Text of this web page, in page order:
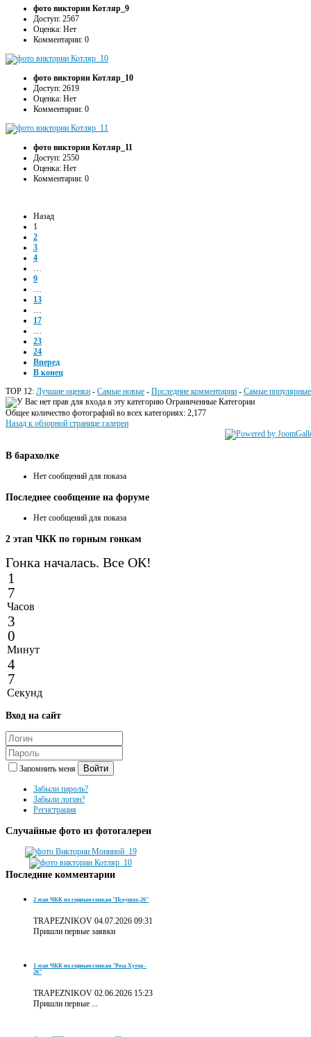
фото виктории Котляр_9
Доступ: 2567
Оценка: Нет
Комментарии: 0
фото виктории Котляр_10
Доступ: 2619
Оценка: Нет
Комментарии: 0
фото виктории Котляр_11
Доступ: 2550
Оценка: Нет
Комментарии: 0
Назад
1
2
3
4
…
9
…
13
…
17
…
23
24
Вперед
В конец
TOP 12: Лучшие оценки - Самые новые - Последние комментарии - Самые популярные
Ограниченные Категории
Общее количество фотографий во всех категориях: 2,177
Назад к обзорной странице галереи
В барахолке
Нет сообщений для показа
Последнее сообщение на форуме
Нет сообщений для показа
2 этап ЧКК по горным гонкам
Гонка началась. Все ОК!
1
7
Часов
3
0
Минут
4
7
Секунд
Вход на сайт
Запомнить меня Войти
Забыли пароль?
Забыли логин?
Регистрация
Случайные фото из фотогалереи
Последние комментарии
2 этап ЧКК по горным гонкам "Псеушхо-26"
TRAPEZNIKOV 04.07.2026 09:31
Пришли первые заявки
1 этап ЧКК по горным гонкам "Роза Хутор -
26"
TRAPEZNIKOV 02.06.2026 15:23
Пришли первые ...